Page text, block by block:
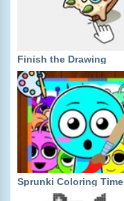
Finish the Drawing
Sprunki Coloring Time